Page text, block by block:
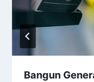
Bangun